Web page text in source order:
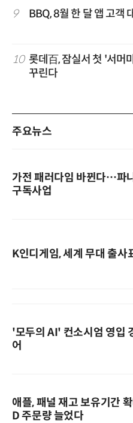
9 BBQ, 8월 한 달 앱 고객
10 롯데百, 잠실서 첫 '서머
꾸린다
주요뉴스
가전 패러다임 바뀐다…파
구독사업
K인디게임, 세계 무대 출사
'모두의 AI' 컨소시엄 영입
어
애플, 패널 재고 보유기간
D 주문량 늘었다